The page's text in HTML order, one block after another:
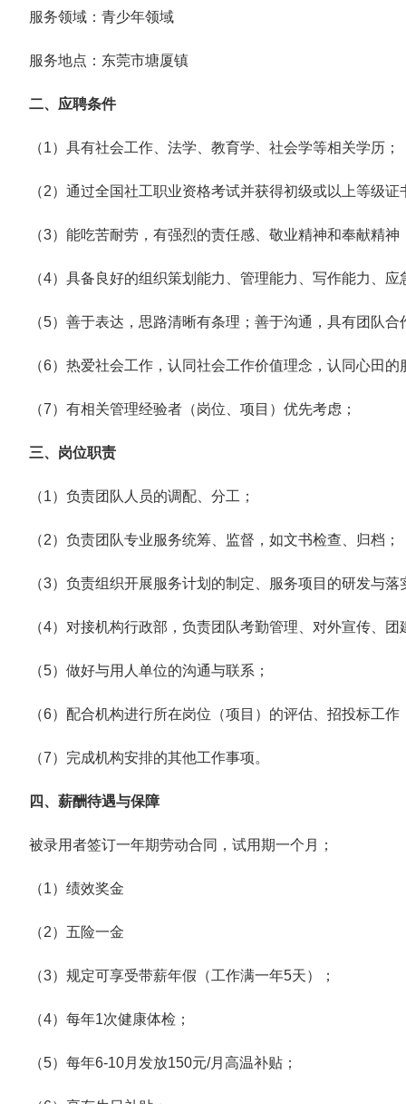
服务领域：青少年领域
服务地点：东莞市塘厦镇
二、应聘条件
（1）具有社会工作、法学、教育学、社会学等相关学历；
（2）通过全国社工职业资格考试并获得初级或以上等级证
（3）能吃苦耐劳，有强烈的责任感、敬业精神和奉献精神
（4）具备良好的组织策划能力、管理能力、写作能力、
（5）善于表达，思路清晰有条理；善于沟通，具有团队合
（6）热爱社会工作，认同社会工作价值理念，认同心田
（7）有相关管理经验者（岗位、项目）优先考虑；
三、岗位职责
（1）负责团队人员的调配、分工；
（2）负责团队专业服务统筹、监督，如文书检查、归档；
（3）负责组织开展服务计划的制定、服务项目的研发与落
（4）对接机构行政部，负责团队考勤管理、对外宣传、团
（5）做好与用人单位的沟通与联系；
（6）配合机构进行所在岗位（项目）的评估、招投标工作
（7）完成机构安排的其他工作事项。
四、薪酬待遇与保障
被录用者签订一年期劳动合同，试用期一个月；
（1）绩效奖金
（2）五险一金
（3）规定可享受带薪年假（工作满一年5天）；
（4）每年1次健康体检；
（5）每年6-10月发放150元/月高温补贴；